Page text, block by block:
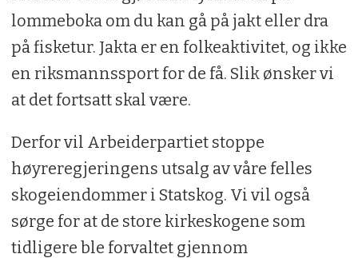
lommeboka om du kan gå på jakt eller dra
på fisketur. Jakta er en folkeaktivitet, og ikke
en riksmannssport for de få. Slik ønsker vi
at det fortsatt skal være.
Derfor vil Arbeiderpartiet stoppe
høyreregjeringens utsalg av våre felles
skogeiendommer i Statskog. Vi vil også
sørge for at de store kirkeskogene som
tidligere ble forvaltet gjennom